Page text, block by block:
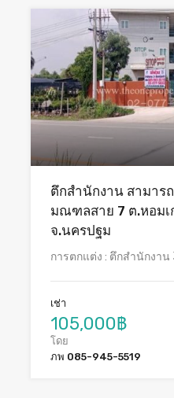
ตึกสำนักงาน สามาร
มณฑลสาย 7 ต.หอมเ
จ.นครปฐม
การตกแต่ง : ตึกสำนักงา
เช่า
105,000฿
โดย
ภพ 085-945-5519